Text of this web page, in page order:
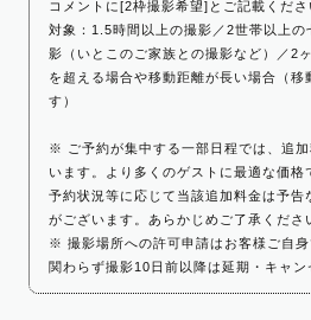
コメントに[2枠撮影希望]とご記載くださ
対象：1.5時間以上の撮影／2世帯以上の
影（いとこのご家族との撮影など）／2
を超える場合や移動距離が長い場合（移
す）
※ ご予約が集中する一部日程では、追
います。より多くのゲストに最適な価格
予約状況等に応じて当該追加料金は予告
がございます。あらかじめご了承くださ
※ 撮影場所への許可申請はお客様ご自
関わらず撮影10日前以降は延期・キャン